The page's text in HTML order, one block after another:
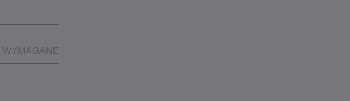
WYMAGANE